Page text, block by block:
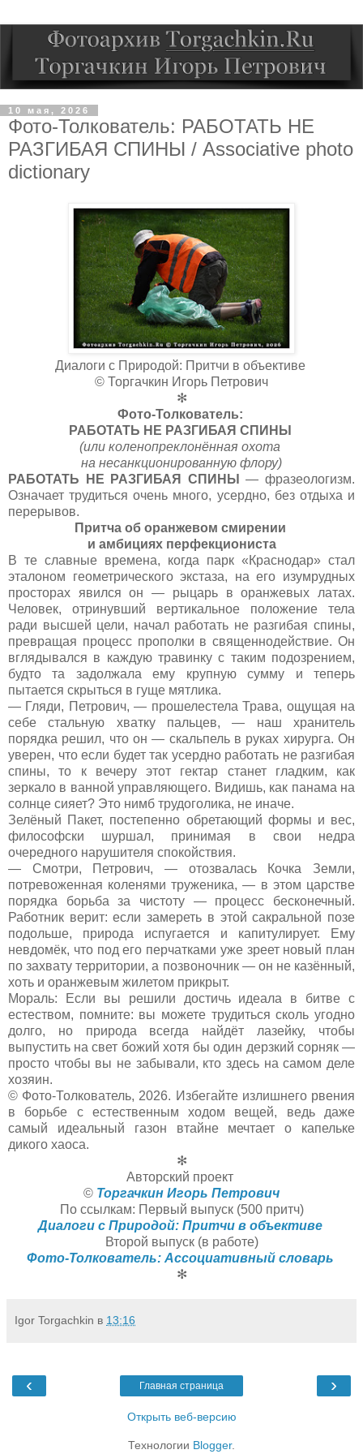
10 мая, 2026
Фото-Толкователь: РАБОТАТЬ НЕ
РАЗГИБАЯ СПИНЫ / Associative photo
dictionary
Диалоги с Природой: Притчи в объективе
© Торгачкин Игорь Петрович
✻
Фото-Толкователь:
РАБОТАТЬ НЕ РАЗГИБАЯ СПИНЫ
(или коленопреклонённая охота
на несанкционированную флору)
РАБОТАТЬ НЕ РАЗГИБАЯ СПИНЫ
— фразеологизм.
Означает трудиться очень много, усердно, без отдыха и
перерывов.
Притча об оранжевом смирении
и амбициях перфекциониста
В те славные времена, когда парк «Краснодар» стал
эталоном геометрического экстаза, на его изумрудных
просторах явился он — рыцарь в оранжевых латах.
Человек, отринувший вертикальное положение тела
ради высшей цели, начал работать не разгибая спины,
превращая процесс прополки в священнодействие. Он
вглядывался в каждую травинку с таким подозрением,
будто та задолжала ему крупную сумму и теперь
пытается скрыться в гуще мятлика.
— Гляди, Петрович, — прошелестела Трава, ощущая на
себе стальную хватку пальцев, — наш хранитель
порядка решил, что он — скальпель в руках хирурга. Он
уверен, что если будет так усердно работать не разгибая
спины, то к вечеру этот гектар станет гладким, как
зеркало в ванной управляющего. Видишь, как панама на
солнце сияет? Это нимб трудоголика, не иначе.
Зелёный Пакет, постепенно обретающий формы и вес,
философски шуршал, принимая в свои недра
очередного нарушителя спокойствия.
— Смотри, Петрович, — отозвалась Кочка Земли,
потревоженная коленями труженика, — в этом царстве
порядка борьба за чистоту — процесс бесконечный.
Работник верит: если замереть в этой сакральной позе
подольше, природа испугается и капитулирует. Ему
невдомёк, что под его перчатками уже зреет новый план
по захвату территории, а позвоночник — он не казённый,
хоть и оранжевым жилетом прикрыт.
Мораль: Если вы решили достичь идеала в битве с
естеством, помните: вы можете трудиться сколь угодно
долго, но природа всегда найдёт лазейку, чтобы
выпустить на свет божий хотя бы один дерзкий сорняк —
просто чтобы вы не забывали, кто здесь на самом деле
хозяин.
© Фото-Толкователь, 2026. Избегайте излишнего рвения
в борьбе с естественным ходом вещей, ведь даже
самый идеальный газон втайне мечтает о капельке
дикого хаоса.
✻
Авторский проект
© Торгачкин Игорь Петрович
По ссылкам: Первый выпуск (500 притч)
Диалоги с Природой: Притчи в объективе
Второй выпуск (в работе)
Фото-Толкователь: Ассоциативный словарь
✻
Igor Torgachkin в 13:16
‹ ›
Главная страница
Открыть веб-версию
Технологии Blogger.